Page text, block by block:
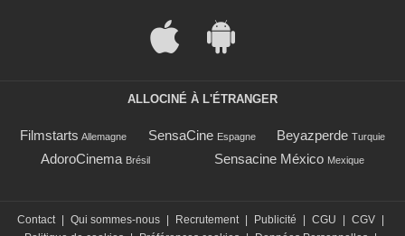
ALLOCINÉ À L'ÉTRANGER
Filmstarts Allemagne SensaCine Espagne Beyazperde Turquie
AdoroCinema Brésil Sensacine México Mexique
Contact | Qui sommes-nous | Recrutement | Publicité | CGU | CGV |